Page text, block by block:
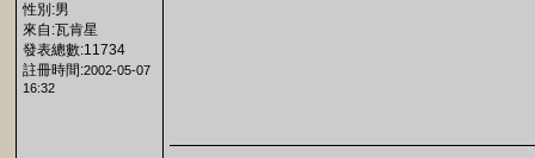
性別:男
來自:瓦肯星
發表總數:11734
註冊時間:2002-05-07
16:32